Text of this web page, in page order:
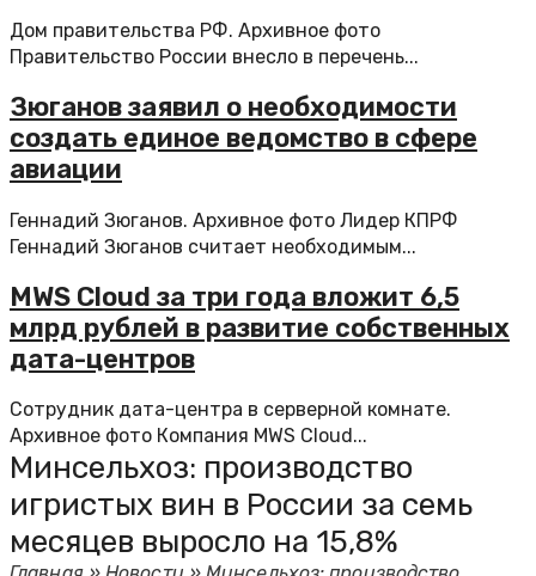
Дом правительства РФ. Архивное фото
Правительство России внесло в перечень...
Зюганов заявил о необходимости
создать единое ведомство в сфере
авиации
Геннадий Зюганов. Архивное фото Лидер КПРФ
Геннадий Зюганов считает необходимым...
MWS Cloud за три года вложит 6,5
млрд рублей в развитие собственных
дата-центров
Сотрудник дата-центра в серверной комнате.
Архивное фото Компания MWS Cloud...
Минсельхоз: производство
игристых вин в России за семь
месяцев выросло на 15,8%